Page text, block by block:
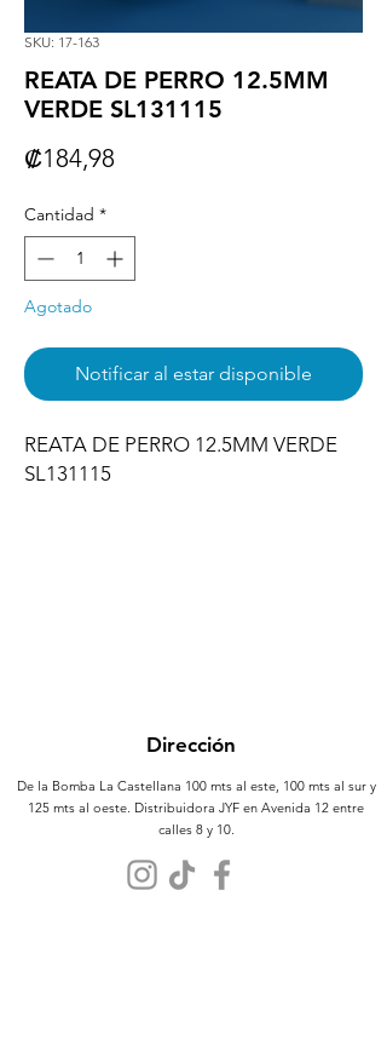
SKU: 17-163
REATA DE PERRO 12.5MM
VERDE SL131115
₡184,98
Cantidad *
Agotado
Notificar al estar disponible
REATA DE PERRO 12.5MM VERDE
SL131115
Dirección
De la Bomba La Castellana 100 mts al este, 100 mts al sur y
125 mts al oeste. Distribuidora JYF en Avenida 12 entre
calles 8 y 10.